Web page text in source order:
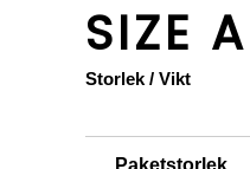
SIZE
Storlek / Vikt
Paketstorlek